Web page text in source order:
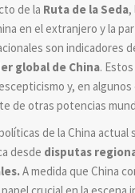
de la Ruta de la Seda,
en el extranjero y la
son indicadores
global de China.
y, en algunos
de otras potencias
de la China actual
desde disputas
A medida que China